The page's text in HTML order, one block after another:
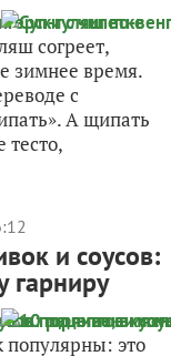
согреет,
зимнее время.
с
А щипать
тесто,
и соусов:
гарниру
популярны: это